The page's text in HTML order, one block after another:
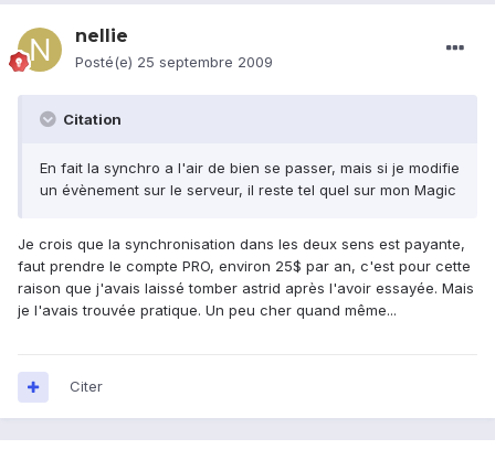
nellie
Posté(e) 25 septembre 2009
Citation
En fait la synchro a l'air de bien se passer, mais si je modifie
un évènement sur le serveur, il reste tel quel sur mon Magic
Je crois que la synchronisation dans les deux sens est payante,
faut prendre le compte PRO, environ 25$ par an, c'est pour cette
raison que j'avais laissé tomber astrid après l'avoir essayée. Mais
je l'avais trouvée pratique. Un peu cher quand même...
Citer